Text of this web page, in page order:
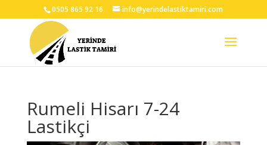
0505 865 92 16 info@yerindelastiktamiri.com
Rumeli Hisarı 7-24
Lastikçi